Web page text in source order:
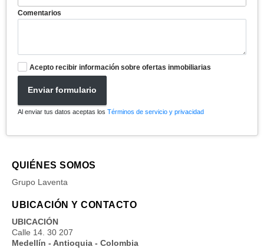
Comentarios
Acepto recibir información sobre ofertas inmobiliarias
Enviar formulario
Al enviar tus datos aceptas los Términos de servicio y privacidad
QUIÉNES SOMOS
Grupo Laventa
UBICACIÓN Y CONTACTO
UBICACIÓN
Calle 14. 30 207
Medellín - Antioquia - Colombia